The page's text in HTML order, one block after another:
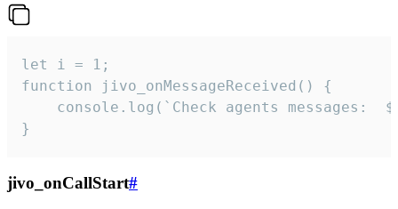
let i = 1;
function jivo_onMessageReceived() {
}
jivo_onCallStart#